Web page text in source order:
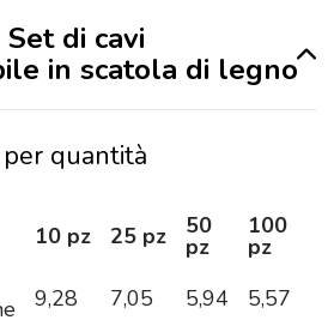
di cavi
in scatola di legno
quantità
10 pz 25 pz 50
pz
100
pz
9,28 7,05 5,94 5,57